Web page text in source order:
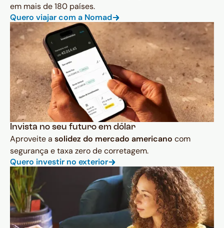
em mais de 180 países.
Quero viajar com a Nomad
Invista no seu futuro em dólar
Aproveite a solidez do mercado americano com
segurança e taxa zero de corretagem.
Quero investir no exterior